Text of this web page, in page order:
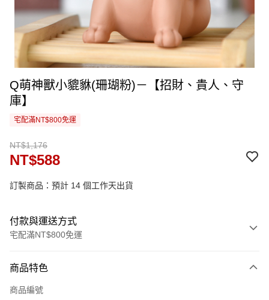
Q萌神獸小貔貅(珊瑚粉)－【招財、貴人、守
庫】
宅配滿NT$800免運
NT$1,176
NT$588
訂製商品：預計 14 個工作天出貨
付款與運送方式
宅配滿NT$800免運
信用卡一次付款
信用卡分期付款
商品特色
商品編號